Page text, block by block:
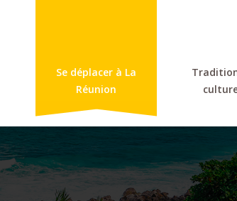
Se déplacer à La
Réunion